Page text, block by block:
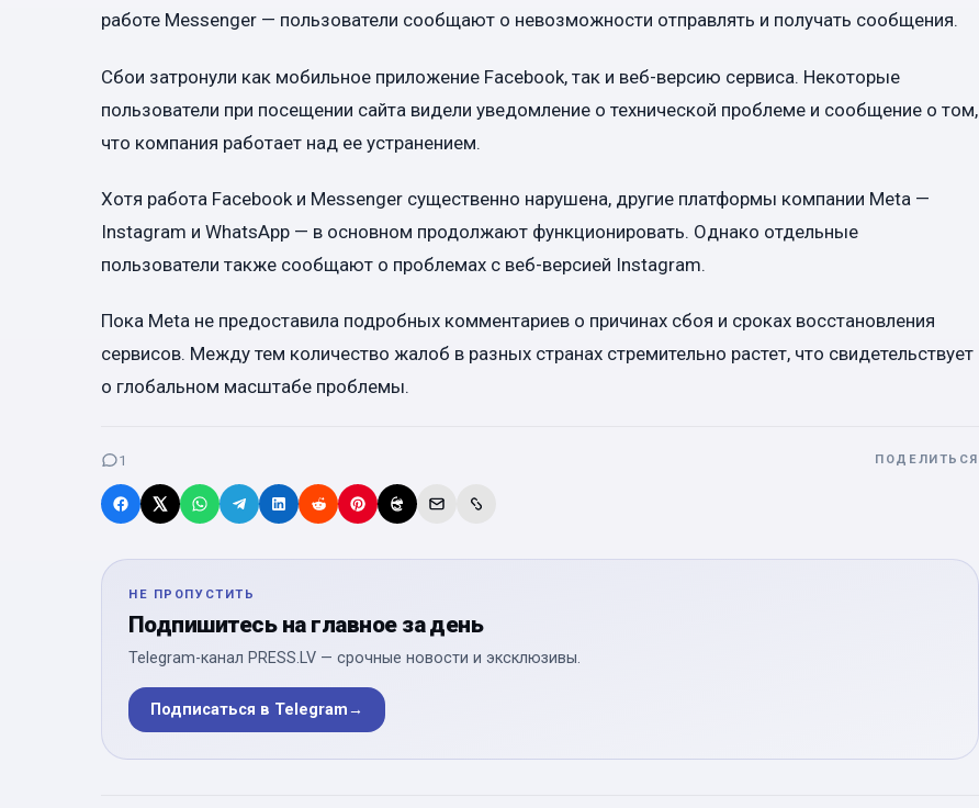
работе Messenger — пользователи сообщают о невозможности отправлять и получать сообщения.
Сбои затронули как мобильное приложение Facebook, так и веб-версию сервиса. Некоторые
пользователи при посещении сайта видели уведомление о технической проблеме и сообщение о том,
что компания работает над ее устранением.
Хотя работа Facebook и Messenger существенно нарушена, другие платформы компании Meta —
Instagram и WhatsApp — в основном продолжают функционировать. Однако отдельные
пользователи также сообщают о проблемах с веб-версией Instagram.
Пока Meta не предоставила подробных комментариев о причинах сбоя и сроках восстановления
сервисов. Между тем количество жалоб в разных странах стремительно растет, что свидетельствует
о глобальном масштабе проблемы.
1 ПОДЕЛИТЬСЯ
НЕ ПРОПУСТИТЬ
Подпишитесь на главное за день
Telegram-канал PRESS.LV — срочные новости и эксклюзивы.
Подписаться в Telegram→